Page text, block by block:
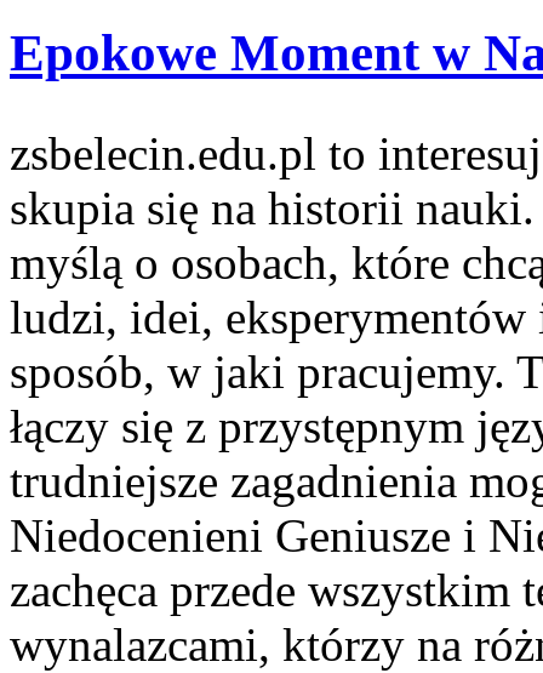
Epokowe Moment w
zsbelecin.edu.pl to
skupia się na historii nauki.
myślą o osobach, które
ludzi, idei,
sposób, w jaki pracujemy.
łączy się z przystępnym
trudniejsze zagadnienia
Niedocenieni Geniusze i
zachęca przede wszystkim
wynalazcami, którzy na